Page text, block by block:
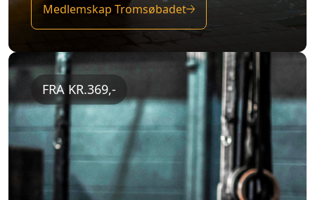
Medlemskap Tromsøbadet
FRA KR.369,-